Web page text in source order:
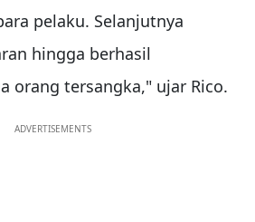
pelaku. Selanjutnya
hingga berhasil
orang tersangka," ujar Rico.
ADVERTISEMENTS